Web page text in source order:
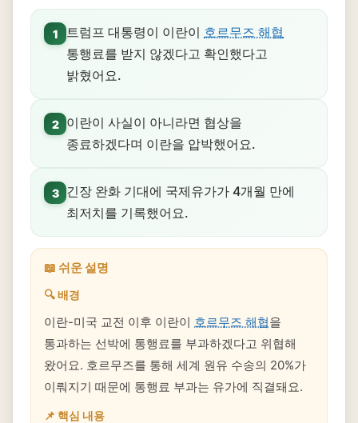
1 트럼프 대통령이 이란이 호르무즈 해협
통행료를 받지 않겠다고 확인했다고
밝혔어요.
2
이란이 사실이 아니라면 협상을
종료하겠다며 이란을 압박했어요.
3
긴장 완화 기대에 국제유가가 4개월 만에
최저치를 기록했어요.
📖 쉬운 설명
🔍 배경
이란-미국 교전 이후 이란이 호르무즈 해협을
통과하는 선박에 통행료를 부과하겠다고 위협해
왔어요. 호르무즈를 통해 세계 원유 수송의 20%가
이뤄지기 때문에 통행료 부과는 유가에 직결돼요.
📌 핵심 내용